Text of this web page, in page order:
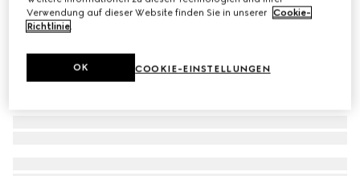
Verwendung auf dieser Website finden Sie in unserer Cookie-
Richtlinie.
COOKIE-EINSTELLUNGEN
OK